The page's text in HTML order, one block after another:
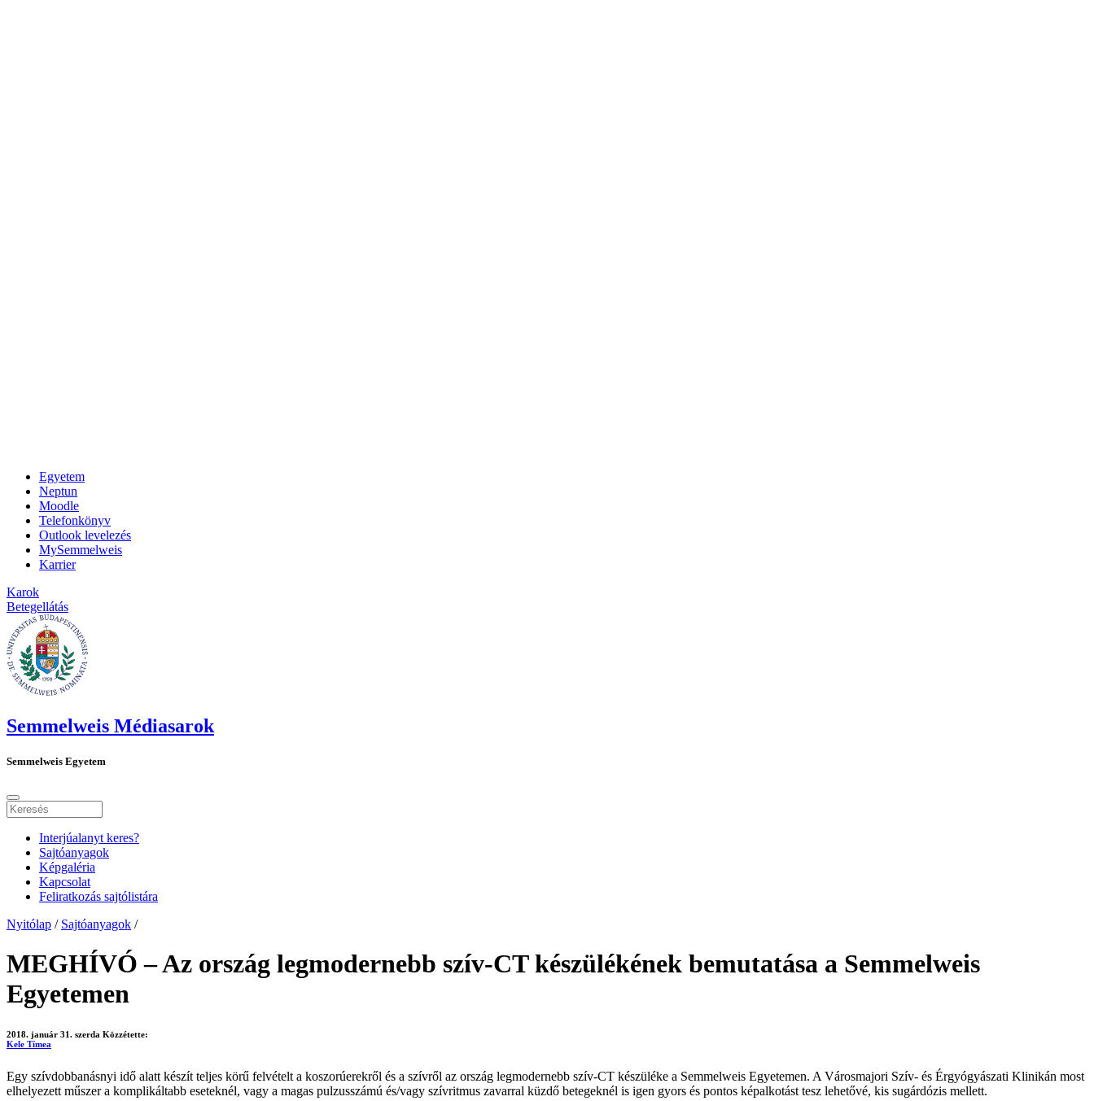
Egyetem
Neptun
Moodle
Telefonkönyv
Outlook levelezés
MySemmelweis
Karrier
Karok
Betegellátás
Semmelweis Médiasarok
Semmelweis Egyetem
Interjúalanyt keres?
Sajtóanyagok
Képgaléria
Kapcsolat
Feliratkozás sajtólistára
Nyitólap / Sajtóanyagok /
MEGHÍVÓ – Az ország legmodernebb szív-CT készülékének bemutatása a Semmelweis
Egyetemen
2018. január 31. szerda Közzétette:
Kele Tímea
Egy szívdobbanásnyi idő alatt készít teljes körű felvételt a koszorúerekről és a szívről az ország legmodernebb szív-CT készüléke a Semmelweis Egyetemen. A Városmajori Szív- és Érgyógyászati Klinikán most
elhelyezett műszer a komplikáltabb eseteknél, vagy a magas pulzusszámú és/vagy szívritmus zavarral küzdő betegeknél is igen gyors és pontos képalkotást tesz lehetővé, kis sugárdózis mellett.